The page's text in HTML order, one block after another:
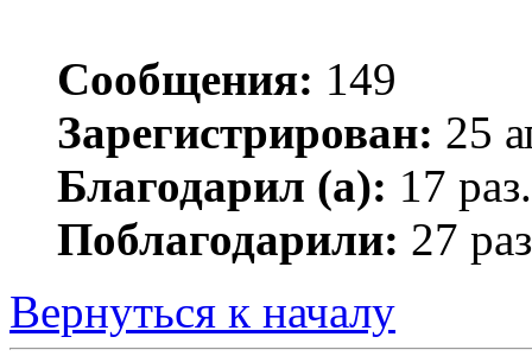
Сообщения: 149
Зарегистрирован: 25
Благодарил (а): 17 раз.
Поблагодарили: 27
Вернуться к началу